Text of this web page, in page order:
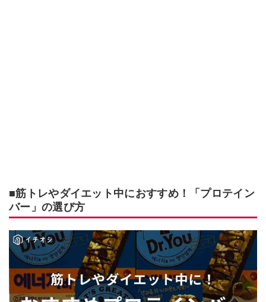
■筋トレやダイエット中におすすめ！「プロテイン
バー」の選び方